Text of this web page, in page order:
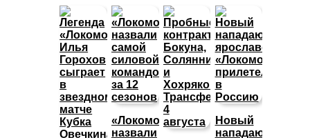
«Локомотив»
назвали
Новый
нападающий